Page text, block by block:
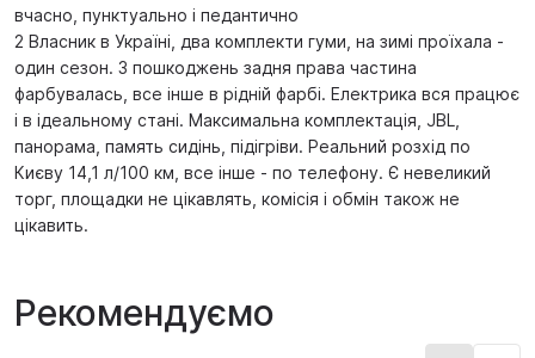
вчасно, пунктуально і педантично
2 Власник в Україні, два комплекти гуми, на зимі проїхала -
один сезон. З пошкоджень задня права частина
фарбувалась, все інше в рідній фарбі. Електрика вся працює
і в ідеальному стані. Максимальна комплектація, JBL,
панорама, память сидінь, підігріви. Реальний розхід по
Києву 14,1 л/100 км, все інше - по телефону. Є невеликий
торг, площадки не цікавлять, комісія і обмін також не
цікавить.
Рекомендуємо